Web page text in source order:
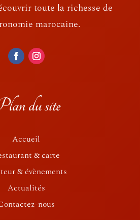
toute la richesse de
marocaine.
du site
Accueil
& carte
& évènements
Actualités
nous